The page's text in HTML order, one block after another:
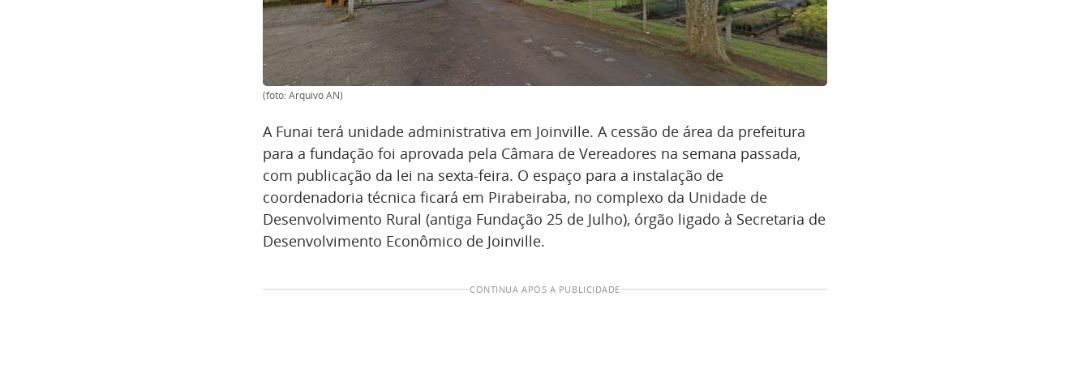
(foto: Arquivo AN)
A Funai terá unidade administrativa em Joinville. A cessão de área da prefeitura
para a fundação foi aprovada pela Câmara de Vereadores na semana passada,
com publicação da lei na sexta-feira. O espaço para a instalação de
coordenadoria técnica ficará em Pirabeiraba, no complexo da Unidade de
Desenvolvimento Rural (antiga Fundação 25 de Julho), órgão ligado à Secretaria de
Desenvolvimento Econômico de Joinville.
CONTINUA APÓS A PUBLICIDADE